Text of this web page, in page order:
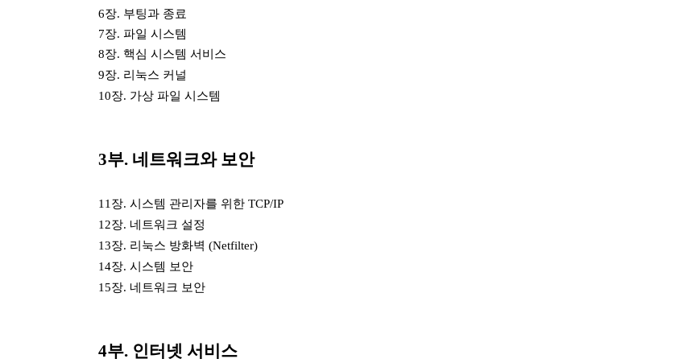
6장. 부팅과 종료
7장. 파일 시스템
8장. 핵심 시스템 서비스
9장. 리눅스 커널
10장. 가상 파일 시스템
3부. 네트워크와 보안
11 장. 시스템 관리자를 위한 TCP/IP
12장. 네트워크 설정
13장. 리눅스 방화벽 (Netfilter)
14장. 시스템 보안
15장. 네트워크 보안
4부. 인터넷 서비스